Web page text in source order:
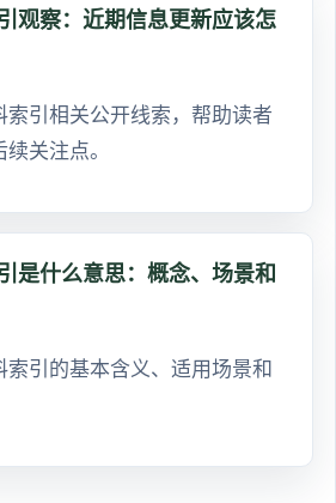
观察：近期信息更新应该怎
索引相关公开线索，帮助读者
关注点。
是什么意思：概念、场景和
索引的基本含义、适用场景和